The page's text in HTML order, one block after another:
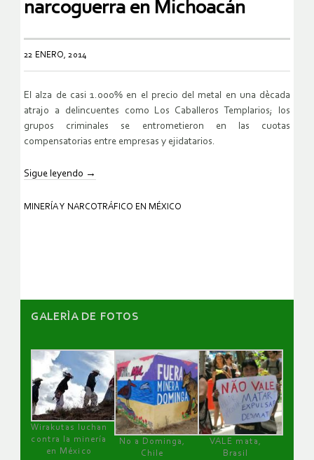
narcoguerra en Michoacán
22 ENERO, 2014
El alza de casi 1.000% en el precio del metal en una dècada
atrajo a delincuentes como Los Caballeros Templarios; los
grupos criminales se entrometieron en las cuotas
compensatorias entre empresas y ejidatarios.
Sigue leyendo →
MINERÍA Y NARCOTRÁFICO EN MÉXICO
GALERÌA DE FOTOS
Wirakutas luchan
contra la minería
en México
No a Dominga,
Chile
VALE mata,
Brasil